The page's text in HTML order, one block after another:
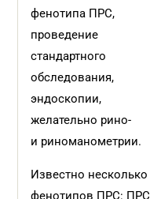
фенотипа ПРС,
проведение
стандартного
обследования,
эндоскопии,
желательно рино-
и риноманометрии.
Известно несколько
фенотипов ПРС: ПРС